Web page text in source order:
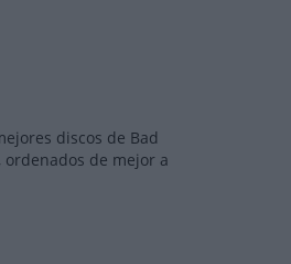
discos de Bad
ordenados de mejor a